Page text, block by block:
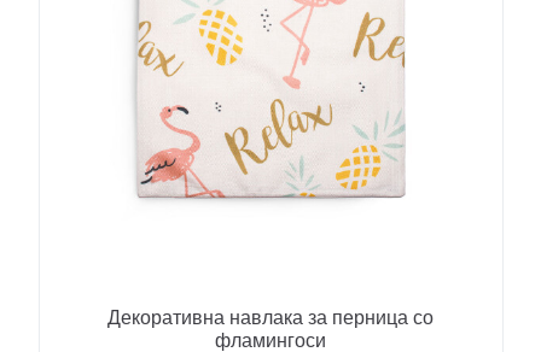
Декоративна навлака за перница со
фламингоси